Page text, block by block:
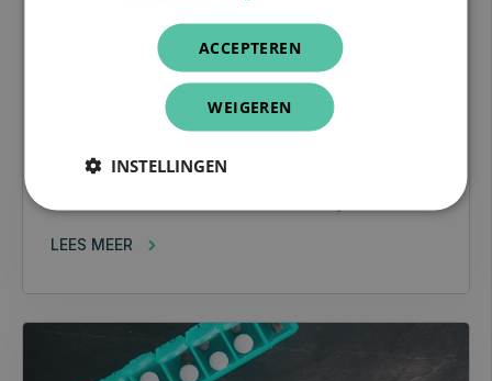
Herhaalvoorschriften in
CareConnect GP: enorme
tijdswinst voor huisartsen
Een telefoontje. Een post-it. Een mailtje in een
LEES MEER
ACCEPTEREN
WEIGEREN
INSTELLINGEN